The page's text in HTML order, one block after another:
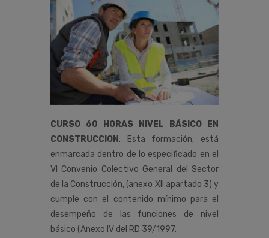
CURSO 60 HORAS NIVEL BÁSICO EN
CONSTRUCCION : Esta formación,
está
enmarcada dentro de lo especificado en el
VI Convenio Colectivo General delSector
de la Construcción, (anexo XII apartado 3) y
cumple con el contenido mínimo para el
desempeño de las funciones de nivel
básico (Anexo IV del RD 39/1997.